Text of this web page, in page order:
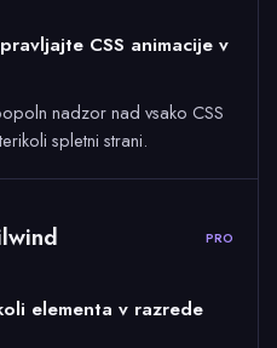
CSS animacije v
nadzor nad vsako CSS
spletni strani.
PRO
elementa v razrede